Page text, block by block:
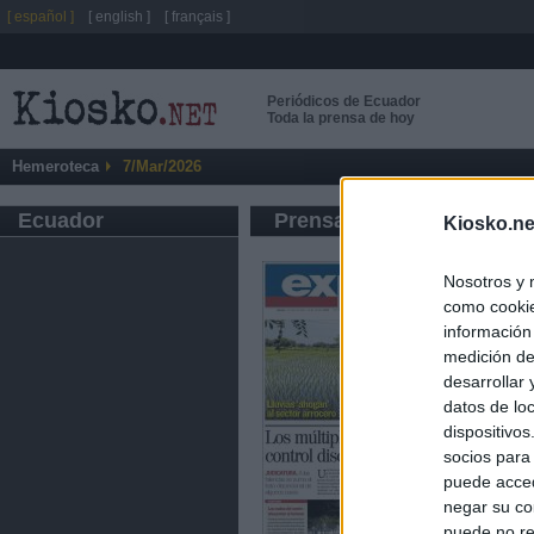
Nosotros y
como
medición
desarrollar
datos de
socios
puede
negar su
Periódicos de Ecuador
Toda la prensa de hoy
Hemeroteca 7/Mar/2026
Ecuador Prensa de Información
[ español ] [ english ] [ français ]